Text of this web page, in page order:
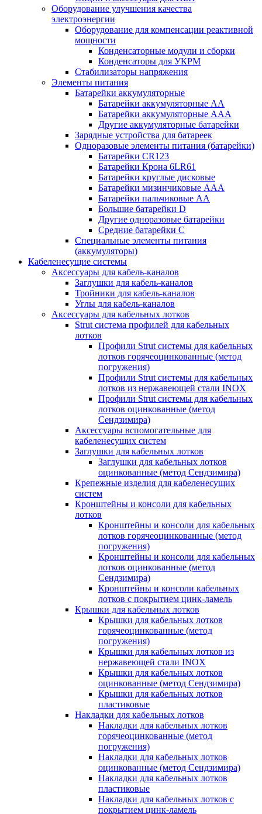
Оборудование улучшения качества
электроэнергии
Оборудование для компенсации реактивной
мощности
Конденсаторные модули и сборки
Конденсаторы для УКРМ
Стабилизаторы напряжения
Элементы питания
Батарейки аккумуляторные
Батарейки аккумуляторные АА
Батарейки аккумуляторные ААА
Другие аккумуляторные батарейки
Зарядные устройства для батареек
Одноразовые элементы питания (батарейки)
Батарейки CR123
Батарейки Крона 6LR61
Батарейки круглые дисковые
Батарейки мизинчиковые ААА
Батарейки пальчиковые АА
Большие батарейки D
Другие одноразовые батарейки
Средние батарейки C
Специальные элементы питания
(аккумуляторы)
Кабеленесущие системы
Аксессуары для кабель-каналов
Заглушки для кабель-каналов
Тройники для кабель-каналов
Углы для кабель-каналов
Аксессуары для кабельных лотков
Strut система профилей для кабельных
лотков
Профили Strut системы для кабельных
лотков горячеоцинкованные (метод
погружения)
Профили Strut системы для кабельных
лотков из нержавеющей стали INOX
Профили Strut системы для кабельных
лотков оцинкованные (метод
Сендзимира)
Аксессуары вспомогательные для
кабеленесущих систем
Заглушки для кабельных лотков
Заглушки для кабельных лотков
оцинкованные (метод Сендзимира)
Крепежные изделия для кабеленесущих
систем
Кронштейны и консоли для кабельных
лотков
Кронштейны и консоли для кабельных
лотков горячеоцинкованные (метод
погружения)
Кронштейны и консоли для кабельных
лотков оцинкованные (метод
Сендзимира)
Кронштейны и консоли кабельных
лотков с покрытием цинк-ламель
Крышки для кабельных лотков
Крышки для кабельных лотков
горячеоцинкованные (метод
погружения)
Крышки для кабельных лотков из
нержавеющей стали INOX
Крышки для кабельных лотков
оцинкованные (метод Сендзимира)
Крышки для кабельных лотков
пластиковые
Накладки для кабельных лотков
Накладки для кабельных лотков
горячеоцинкованные (метод
погружения)
Накладки для кабельных лотков
оцинкованные (метод Сендзимира)
Накладки для кабельных лотков
пластиковые
Накладки для кабельных лотков с
покрытием цинк-ламель